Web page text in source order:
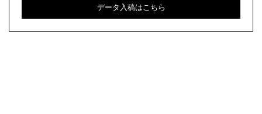
データ入稿はこちら